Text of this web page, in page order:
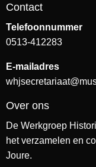
Contact
Telefoonnummer
0513-412283
E-mailadres
Over ons
De Werkgroep
het verzamelen en
Joure.